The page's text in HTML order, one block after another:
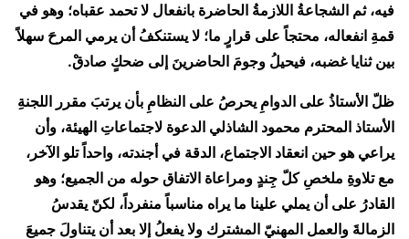
فيه، ثم الشجاعةُ اللازمةُ الحاضرة بانفعال لا تحمد عقباه؛ وهو في
قمةِ انفعاله، محتجاً على قرارٍ ما؛ لا يستنكفُ أن يرمي المرحَ سهلاً
بين ثنايا غضبه، فيحيلُ وجومَ الحاضرينَ إلى ضحكٍ صادقْ.
ظلّ الأستاذُ على الدوامِ يحرصُ على النظامِ بأن يرتبَ مقرر اللجنةِ
الأستاذ المحترم محمود الشاذلي الدعوة لاجتماعاتِ الهيئة، وأن
يراعي هو حين انعقاد الاجتماع، الدقة في أجندته، واحداً تلو الآخر،
مع تلاوةِ ملخصِ كلّ جِندٍ ومراعاة الاتفاق حوله من الجميع؛ وهو
القادرُ على أن يملي علينا ما يراه مناسباً منفرداً، لكنّ يقدسُ
الزمالةَ والعمل المهنيّ المشترك ولا يفعلُ إلا بعد أن يتناولَ جميعَ